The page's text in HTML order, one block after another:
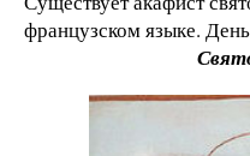
французском языке.